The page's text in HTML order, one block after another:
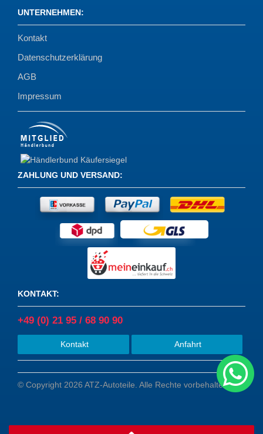
UNTERNEHMEN:
Kontakt
Datenschutzerklärung
AGB
Impressum
ZAHLUNG UND VERSAND:
KONTAKT:
+49 (0) 21 95 / 68 90 90
Kontakt Anfahrt
© Copyright 2026 ATZ-Autoteile. Alle Rechte vorbehalten.